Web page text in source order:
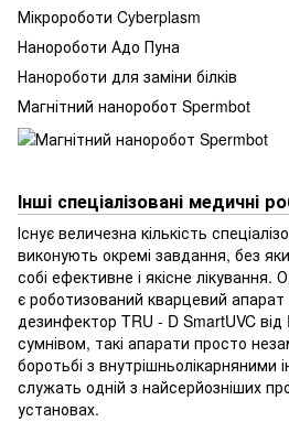
Мікророботи Cyberplasm
Нанороботи Адо Пуна
Нанороботи для заміни білків
Магнітний наноробот Spermbot
Інші спеціалізовані медичні
Існує величезна кількість
виконують окремі завдання, без
собі ефективне і якісне лікування.
є роботизований кварцевий апарат
дезинфектор TRU - D SmartUVC
сумнівом, такі апарати просто
боротьбі з внутрішньолікарняними
служать одній з найсерйозніших
установах.